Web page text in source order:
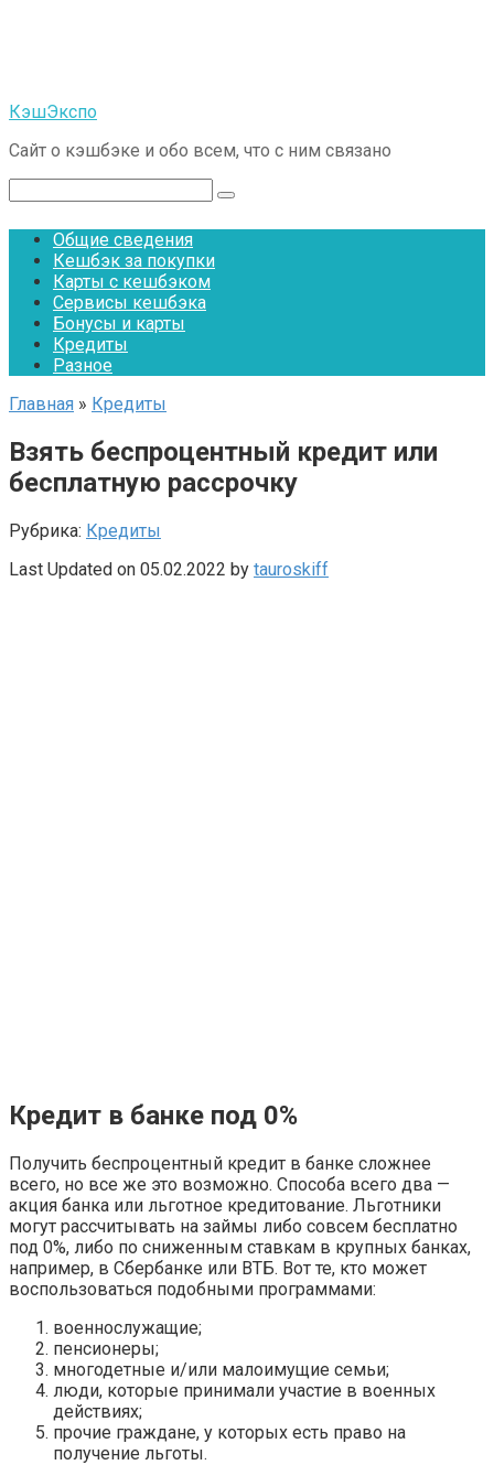
КэшЭкспо
Сайт о кэшбэке и обо всем, что с ним связано
Общие сведения
Кешбэк за покупки
Карты с кешбэком
Сервисы кешбэка
Бонусы и карты
Кредиты
Разное
Главная » Кредиты
Взять беспроцентный кредит или
бесплатную рассрочку
Рубрика: Кредиты
Last Updated on 05.02.2022 by tauroskiff
Кредит в банке под 0%
Получить беспроцентный кредит в банке сложнее
всего, но все же это возможно. Способа всего два —
акция банка или льготное кредитование. Льготники
могут рассчитывать на займы либо совсем бесплатно
под 0%, либо по сниженным ставкам в крупных банках,
например, в Сбербанке или ВТБ. Вот те, кто может
воспользоваться подобными программами:
военнослужащие;
пенсионеры;
многодетные и/или малоимущие семьи;
люди, которые принимали участие в военных
действиях;
прочие граждане, у которых есть право на
получение льготы.